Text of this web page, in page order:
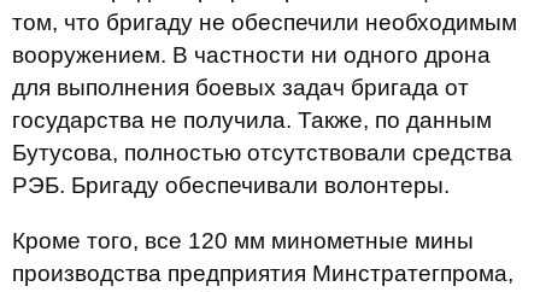
том, что бригаду не обеспечили необходимым
вооружением. В частности ни одного дрона
для выполнения боевых задач бригада от
государства не получила. Также, по данным
Бутусова, полностью отсутствовали средства
РЭБ. Бригаду обеспечивали волонтеры.
Кроме того, все 120 мм минометные мины
производства предприятия Минстратегпрома,